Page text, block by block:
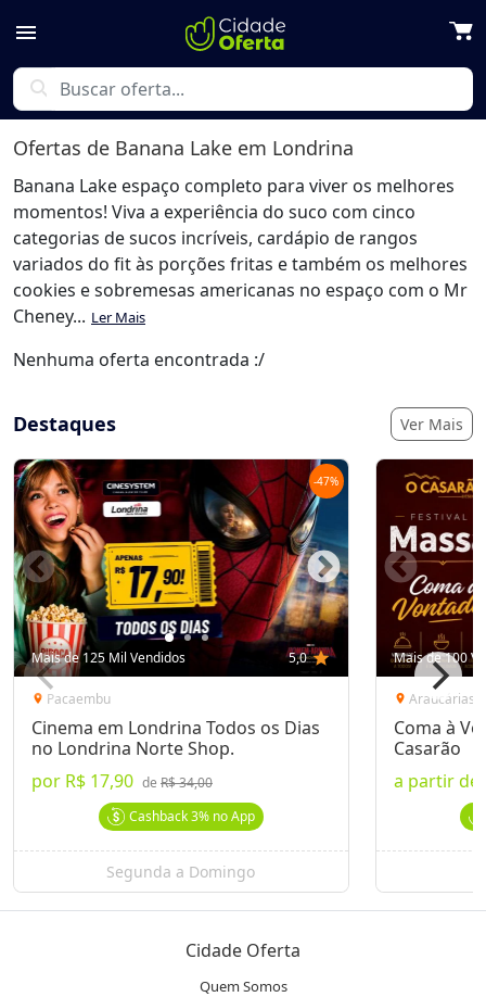
menu
search
Ofertas de Banana Lake em Londrina
Banana Lake espaço completo para viver os melhores
momentos! Viva a experiência do suco com cinco
categorias de sucos incríveis, cardápio de rangos
variados do fit às porções fritas e também os melhores
cookies e sobremesas americanas no espaço com o Mr
Cheney... Ler Mais
Nenhuma oferta encontrada :/
Destaques Ver Mais
-47%
Mais de 125 Mil Vendidos 5,0 star
location_on Pacaembu
Cinema em Londrina Todos os Dias
no Londrina Norte Shop.
por R$ 17,90 deR$ 34,00
Cashback3%no App
Segunda a Domingo
Mais de 100
location_on Araucárias
Coma à
Casarão
a partir de
Cidade Oferta
Quem Somos